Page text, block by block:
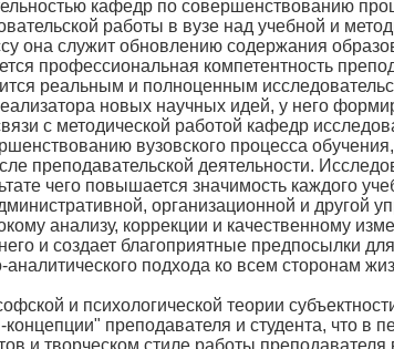
кафедр по совершенствованию
работы в вузе над учебной и
она служит обновлению содержания
профессиональная компетентность
реальным и полноценным
новых научных идей, у него
с методической работой кафедр
вузовского процесса
преподавательской деятельности.
чего повышается значимость каждого
организационной и другой
анализу, коррекции и качественному
и создает благоприятные предпосылки
аналитического подхода ко всем сторонам
и психологической теории
преподавателя и студента, что в
и творческом стиле работы преподавателя